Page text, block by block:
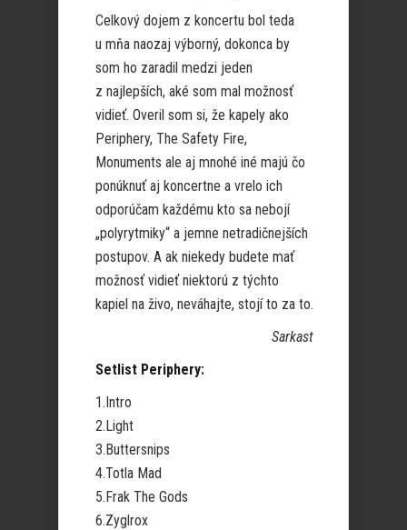
Celkový dojem z koncertu bol teda
u mňa naozaj výborný, dokonca by
som ho zaradil medzi jeden
z najlepších, aké som mal možnosť
vidieť. Overil som si, že kapely ako
Periphery, The Safety Fire,
Monuments ale aj mnohé iné majú čo
ponúknuť aj koncertne a vrelo ich
odporúčam každému kto sa nebojí
„polyrytmiky“ a jemne netradičnejších
postupov. A ak niekedy budete mať
možnosť vidieť niektorú z týchto
kapiel na živo, neváhajte, stojí to za to.
Sarkast
Setlist Periphery:
1.Intro
2.Light
3.Buttersnips
4.Totla Mad
5.Frak The Gods
6.Zyglrox